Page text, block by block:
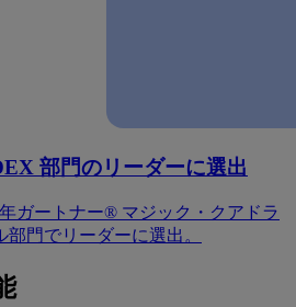
部門のリーダーに選出
年ガートナー® マジック・クアドラ
門でリーダーに選出。